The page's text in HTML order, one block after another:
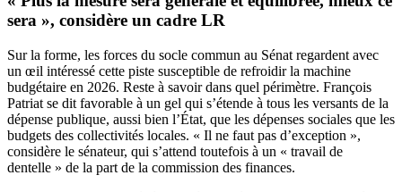
sera », considère un cadre LR
Sur la forme, les forces du socle commun au Sénat regardent avec
un œil intéressé cette piste susceptible de refroidir la machine
budgétaire en 2026. Reste à savoir dans quel périmètre. François
Patriat se dit favorable à un gel qui s’étende à tous les versants de la
dépense publique, aussi bien l’État, que les dépenses sociales que les
budgets des collectivités locales. « Il ne faut pas d’exception »,
considère le sénateur, qui s’attend toutefois à un « travail de
dentelle » de la part de la commission des finances.